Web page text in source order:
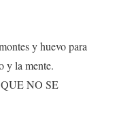
y huevo para
y la mente.
NO SE